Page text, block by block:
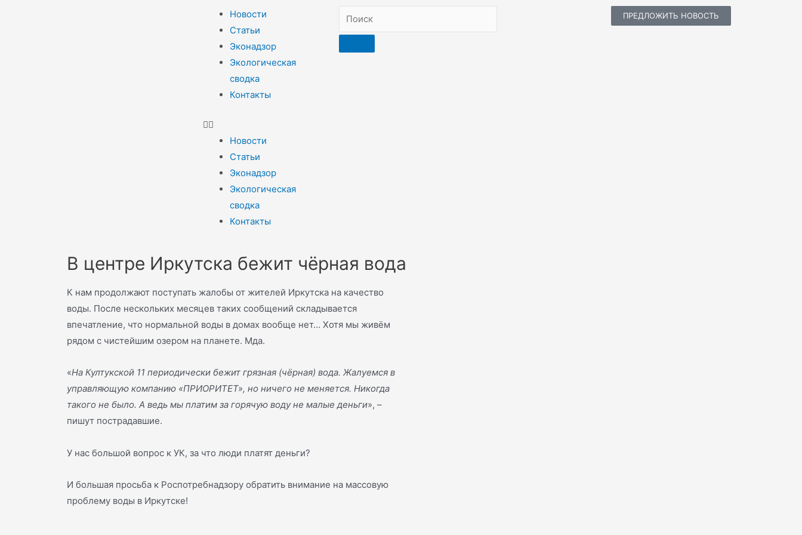
Новости
Статьи
Эконадзор
Экологическая
сводка
Контакты
Новости
Статьи
Эконадзор
Экологическая
сводка
Контакты
ПРЕДЛОЖИТЬ НОВОСТЬ
В центре Иркутска бежит чёрная вода
К нам продолжают поступать жалобы от жителей Иркутска на качество
воды. После нескольких месяцев таких сообщений складывается
впечатление, что нормальной воды в домах вообще нет… Хотя мы живём
рядом с чистейшим озером на планете. Мда.
«На Култукской 11 периодически бежит грязная (чёрная) вода. Жалуемся в
управляющую компанию «ПРИОРИТЕТ», но ничего не меняется. Никогда
такого не было. А ведь мы платим за горячую воду не малые деньги», –
пишут пострадавшие.
У нас большой вопрос к УК, за что люди платят деньги?
И большая просьба к Роспотребнадзору обратить внимание на массовую
проблему воды в Иркутске!